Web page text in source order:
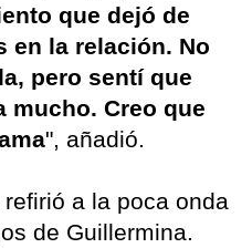
que dejó de
en la relación. No
pero sentí que
mucho. Creo que
", añadió.
a la poca onda
de Guillermina.